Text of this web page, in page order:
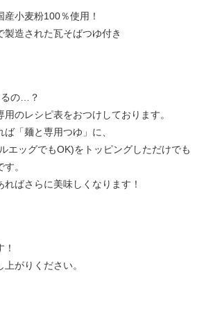
小麦粉100％使用！
製造された瓦そばつゆ付き
るの…？
用のレシピ表をおつけしております。
「麺と専用つゆ」に、
エッグでもOK)をトッピングしただけでも
。
ばさらに美味しくなります！
がりください。